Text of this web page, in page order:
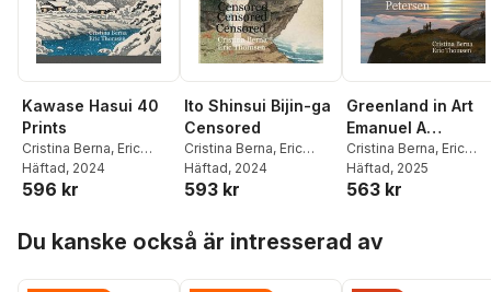
Kawase Hasui 40
Prints
Cristina Berna, Eric
Thomsen
Häftad, 2024
596 kr
Ito Shinsui Bijin-ga
Censored
Cristina Berna, Eric
Thomsen
Häftad, 2024
593 kr
Greenland in Art
Emanuel A
Petersen
Cristina Berna, Eric
Thomsen
Häftad, 2025
563 kr
Du kanske också är intresserad av